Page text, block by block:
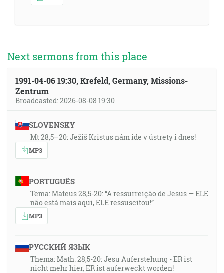
Next sermons from this place
1991-04-06 19:30, Krefeld, Germany, Missions-
Zentrum
Broadcasted: 2026-08-08 19:30
SLOVENSKY
Mt 28,5–20: Ježiš Kristus nám ide v ústrety i dnes!
MP3
PORTUGUÊS
Tema: Mateus 28,5-20: “A ressurreição de Jesus — ELE
não está mais aqui, ELE ressuscitou!”
MP3
РУССКИЙ ЯЗЫК
Thema: Math. 28,5-20: Jesu Auferstehung - ER ist
nicht mehr hier, ER ist auferweckt worden!